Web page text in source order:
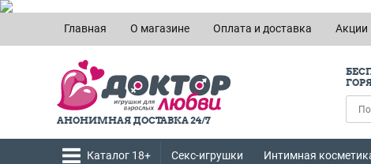
Главная О магазине Оплата и доставка Акции
АНОНИМНАЯ ДОСТАВКА 24/7
Каталог 18+ Секс-игрушки Интимная